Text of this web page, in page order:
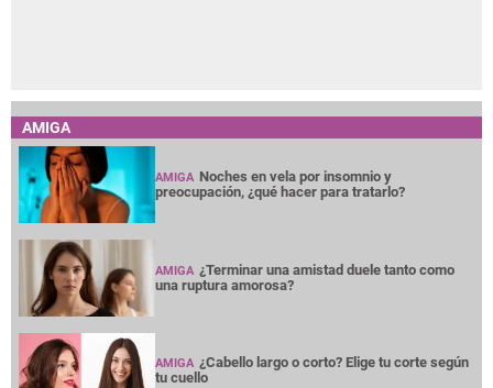
AMIGA
AMIGA Noches en vela por insomnio y
preocupación, ¿qué hacer para tratarlo?
AMIGA ¿Terminar una amistad duele tanto como
una ruptura amorosa?
AMIGA ¿Cabello largo o corto? Elige tu corte según
tu cuello